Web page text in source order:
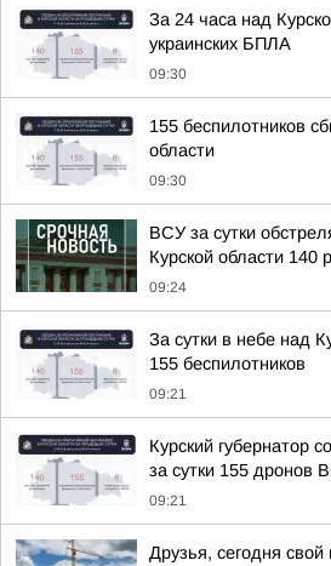
За 24 часа над
украинских БПЛА
09:30
155 беспилотников
области
09:30
ВСУ за сутки
Курской области 140
09:24
За сутки в небе над
155 беспилотников
09:21
Курский губернатор
за сутки 155 дронов
09:21
Друзья, сегодня